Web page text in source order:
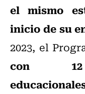
el mismo
inicio de su
2023, el
con 12